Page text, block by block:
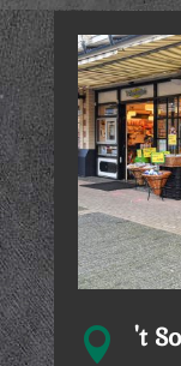
 't